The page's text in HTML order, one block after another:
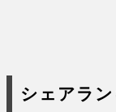
シェアラ